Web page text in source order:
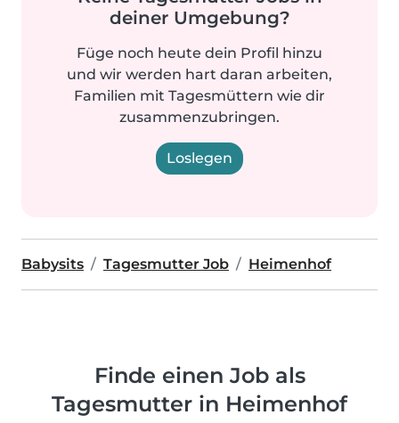
deiner Umgebung?
Füge noch heute dein Profil hinzu
und wir werden hart daran arbeiten,
Familien mit Tagesmüttern wie dir
zusammenzubringen.
Loslegen
Babysits Tagesmutter Job Heimenhof
Finde einen Job als
Tagesmutter in Heimenhof